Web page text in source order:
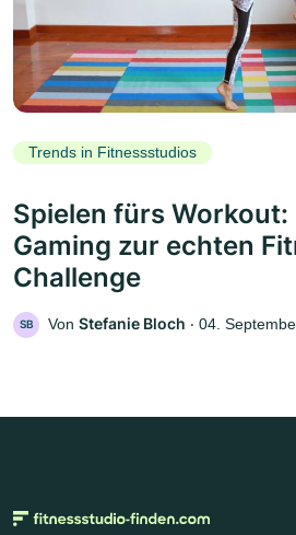
Trends in Fitnessstudios
Spielen fürs Workout:
Gaming zur echten
Challenge
SB Von Stefanie Bloch ‧ 04.